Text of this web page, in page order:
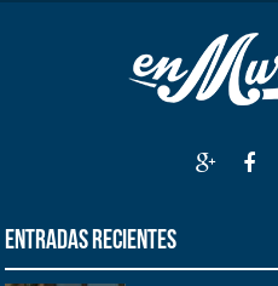
Entradas recientes